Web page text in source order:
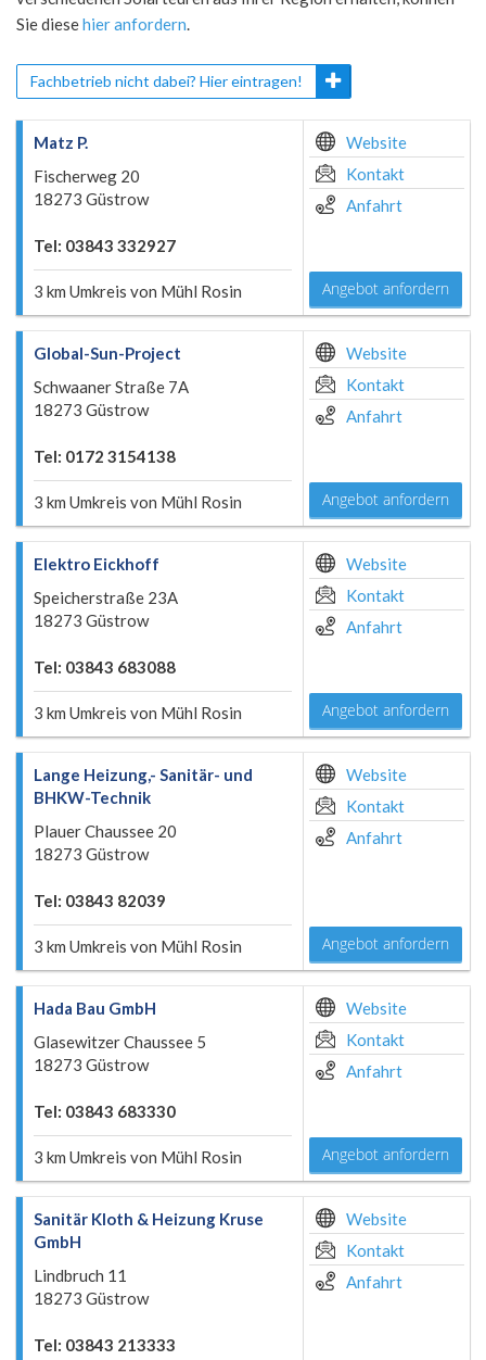
Sie diesehier anfordern.
Fachbetrieb nicht dabei? Hier eintragen!
Matz P.
Fischerweg 20
18273 Güstrow
Tel: 03843 332927
3 km Umkreis von Mühl Rosin
Website
Kontakt
Anfahrt
Angebot anfordern
Global-Sun-Project
Schwaaner Straße 7A
18273 Güstrow
Tel: 0172 3154138
3 km Umkreis von Mühl Rosin
Website
Kontakt
Anfahrt
Angebot anfordern
Elektro Eickhoff
Speicherstraße 23A
18273 Güstrow
Tel: 03843 683088
3 km Umkreis von Mühl Rosin
Website
Kontakt
Anfahrt
Angebot anfordern
Lange Heizung,- Sanitär- und
BHKW-Technik
Plauer Chaussee 20
18273 Güstrow
Tel: 03843 82039
3 km Umkreis von Mühl Rosin
Website
Kontakt
Anfahrt
Angebot anfordern
Hada Bau GmbH
Glasewitzer Chaussee 5
18273 Güstrow
Tel: 03843 683330
3 km Umkreis von Mühl Rosin
Website
Kontakt
Anfahrt
Angebot anfordern
Sanitär Kloth & Heizung Kruse
GmbH
Lindbruch 11
18273 Güstrow
Tel: 03843 213333
Website
Kontakt
Anfahrt